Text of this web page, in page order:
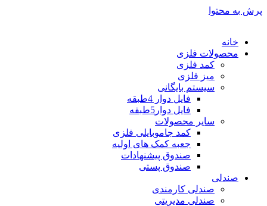
پرش به محتوا
خانه
محصولات فلزی
کمد فلزی
میز فلزی
سیستم بایگانی
فایل دوار 4طبقه
فایل دوار5طبقه
سایر محصولات
کمد جاموبایلی فلزی
جعبه کمک های اولیه
صندوق پیشنهادات
صندوق پستی
صندلی
صندلی کارمندی
صندلی مدیریتی